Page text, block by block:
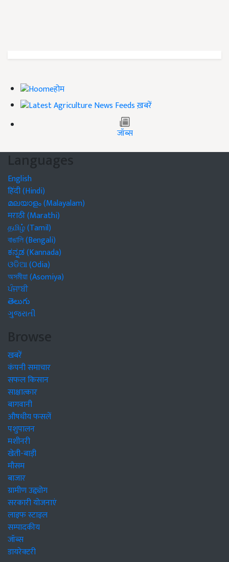
होम
ख़बरें
जॉब्स
Languages
English
हिंदी (Hindi)
മലയാളം (Malayalam)
मराठी (Marathi)
தமிழ் (Tamil)
বাঙালি (Bengali)
ಕನ್ನಡ (Kannada)
ଓଡିଆ (Odia)
অসমীয়া (Asomiya)
ਪੰਜਾਬੀ
తెలుగు
ગુજરાતી
Browse
खबरें
कंपनी समाचार
सफल किसान
साक्षात्कार
बागवानी
औषधीय फसलें
पशुपालन
मशीनरी
खेती-बाड़ी
मौसम
बाजार
ग्रामीण उद्द्योग
सरकारी योजनाएं
लाइफ स्टाइल
सम्पादकीय
जॉब्स
डायरेक्टरी